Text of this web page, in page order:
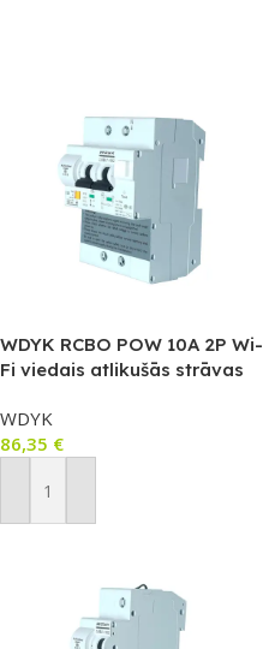
WDYK RCBO POW 10A 2P Wi-
Fi viedais atlikušās strāvas
pārtraucējs, ar jaudas
mērītāju un aizsardzību pret
WDYK
86,35 €
Pievienot Grozam